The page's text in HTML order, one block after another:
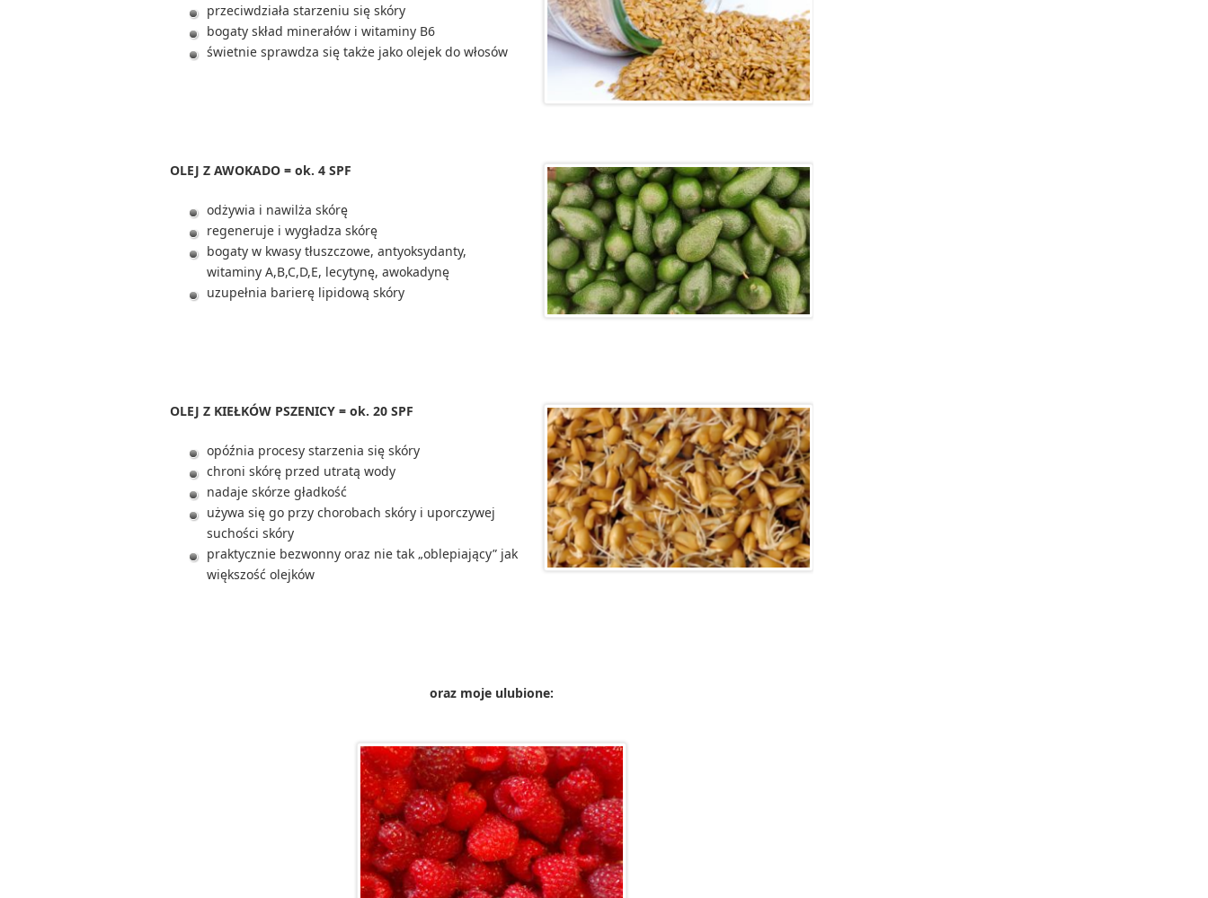
przeciwdziała starzeniu się skóry
bogaty skład minerałów i witaminy B6
świetnie sprawdza się także jako olejek do włosów
OLEJ Z AWOKADO = ok. 4 SPF
odżywia i nawilża skórę
regeneruje i wygładza skórę
bogaty w kwasy tłuszczowe, antyoksydanty,
witaminy A,B,C,D,E, lecytynę, awokadynę
uzupełnia barierę lipidową skóry
OLEJ Z KIEŁKÓW PSZENICY = ok. 20 SPF
opóźnia procesy starzenia się skóry
chroni skórę przed utratą wody
nadaje skórze gładkość
używa się go przy chorobach skóry i uporczywej
suchości skóry
praktycznie bezwonny oraz nie tak „oblepiający” jak
większość olejków
oraz moje ulubione: